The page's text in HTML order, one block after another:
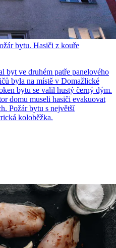
bytu. Hasiči z kouře
byt ve druhém patře panelového
byla na místě v Domažlické
bytu se valil hustý černý dým.
domu museli hasiči evakuovat
Požár bytu s největší
koloběžka.